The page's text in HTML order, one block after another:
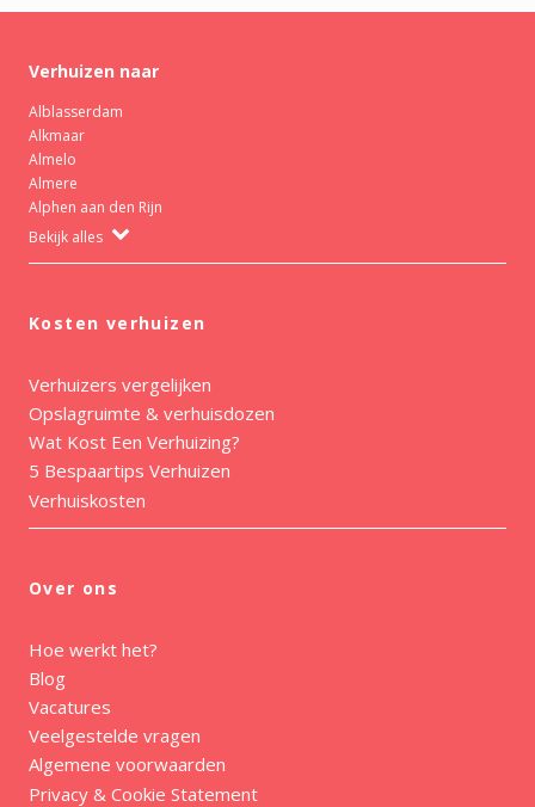
Verhuizen naar
Alblasserdam
Alkmaar
Almelo
Almere
Alphen aan den Rijn
Bekijk alles
Kosten verhuizen
Verhuizers vergelijken
Opslagruimte & verhuisdozen
Wat Kost Een Verhuizing?
5 Bespaartips Verhuizen
Verhuiskosten
Over ons
Hoe werkt het?
Blog
Vacatures
Veelgestelde vragen
Algemene voorwaarden
Privacy & Cookie Statement